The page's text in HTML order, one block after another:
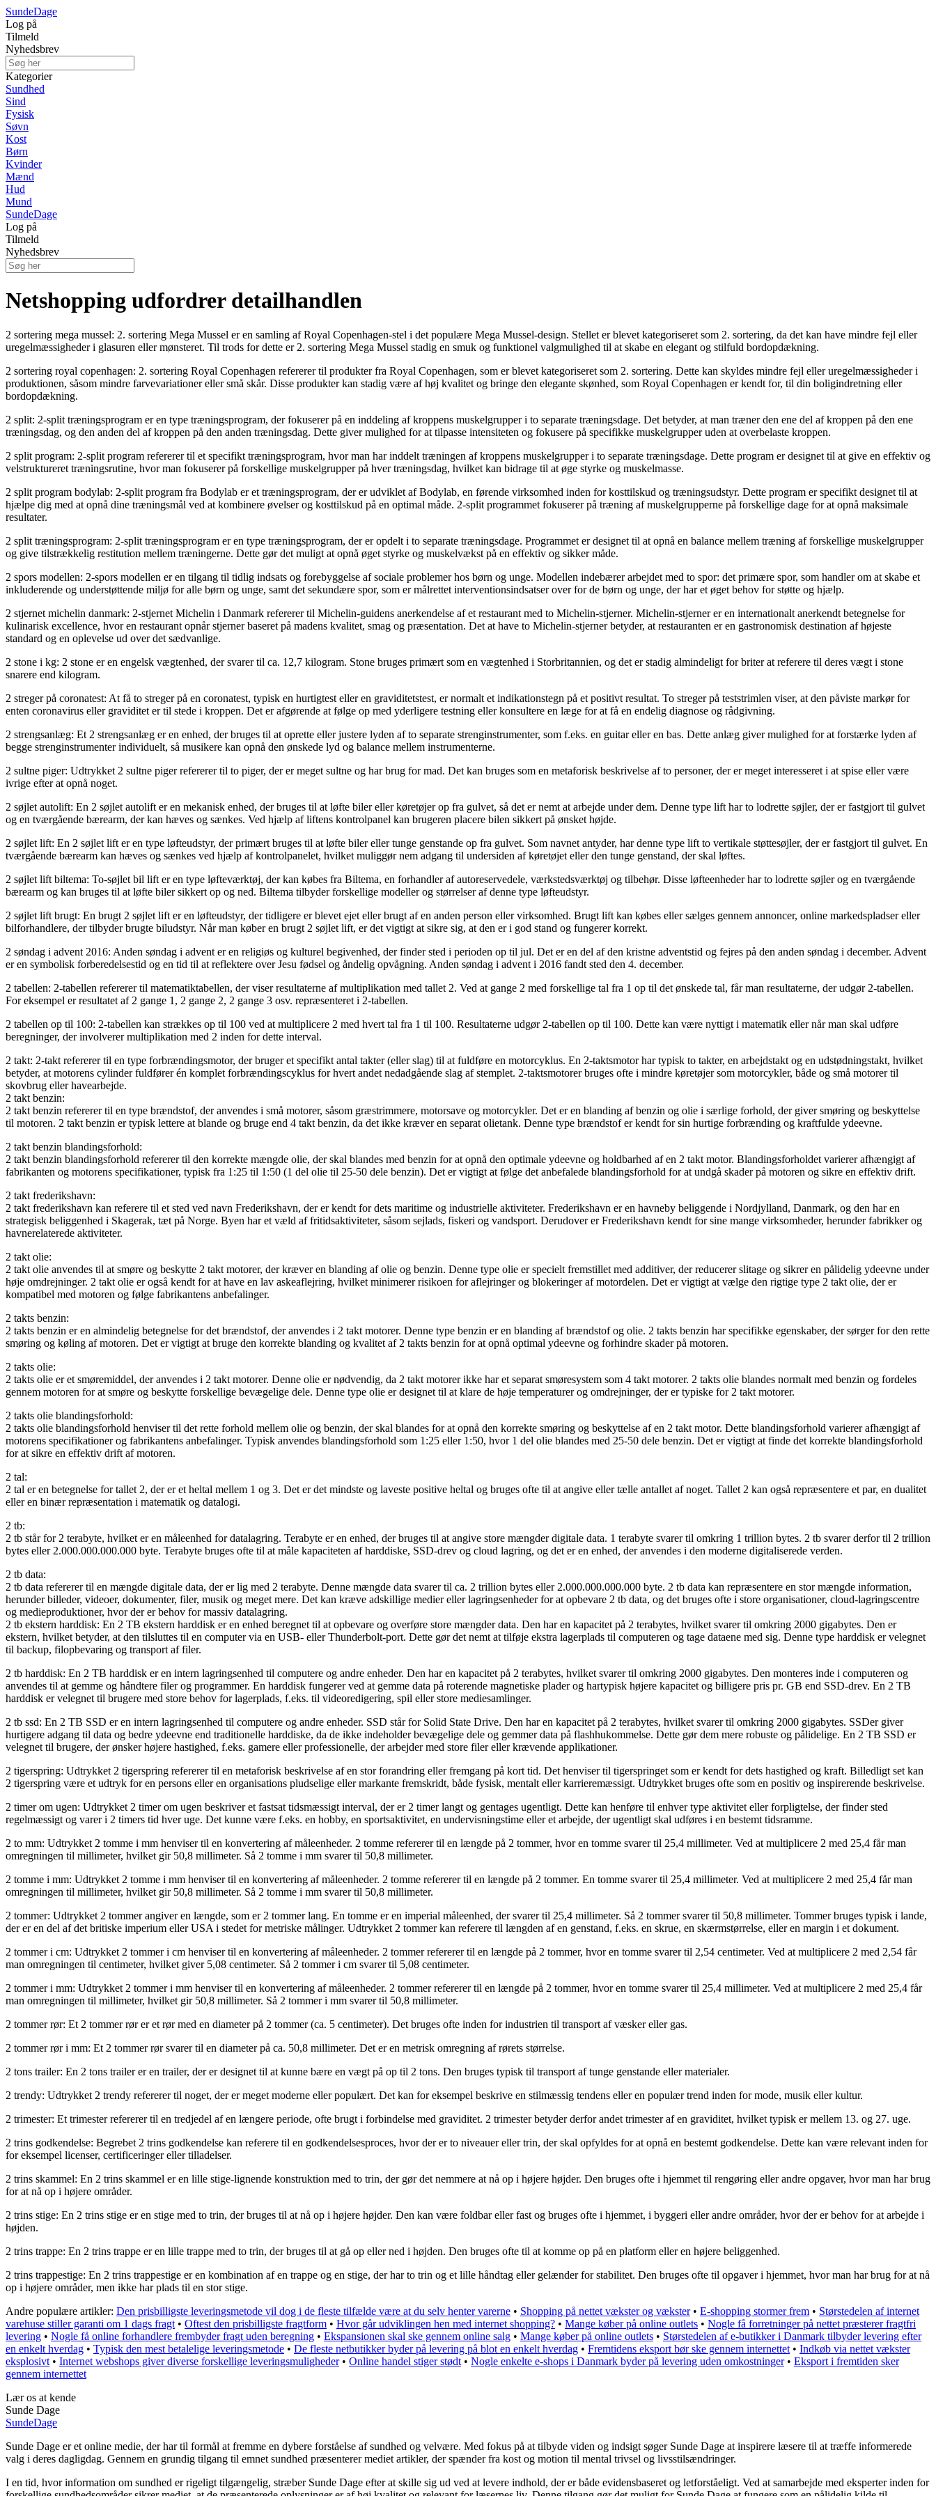
SundeDage
Log på
Tilmeld
Nyhedsbrev
Kategorier
Sundhed
Sind
Fysisk
Søvn
Kost
Børn
Kvinder
Mænd
Hud
Mund
SundeDage
Log på
Tilmeld
Nyhedsbrev
Netshopping udfordrer detailhandlen
2 sortering mega mussel: 2. sortering Mega Mussel er en samling af Royal Copenhagen-stel i det populære Mega Mussel-design. Stellet er blevet kategoriseret som 2. sortering, da det kan have mindre fejl eller
uregelmæssigheder i glasuren eller mønsteret. Til trods for dette er 2. sortering Mega Mussel stadig en smuk og funktionel valgmulighed til at skabe en elegant og stilfuld bordopdækning.
2 sortering royal copenhagen: 2. sortering Royal Copenhagen refererer til produkter fra Royal Copenhagen, som er blevet kategoriseret som 2. sortering. Dette kan skyldes mindre fejl eller uregelmæssigheder i
produktionen, såsom mindre farvevariationer eller små skår. Disse produkter kan stadig være af høj kvalitet og bringe den elegante skønhed, som Royal Copenhagen er kendt for, til din boligindretning eller
bordopdækning.
2 split: 2-split træningsprogram er en type træningsprogram, der fokuserer på en inddeling af kroppens muskelgrupper i to separate træningsdage. Det betyder, at man træner den ene del af kroppen på den ene
træningsdag, og den anden del af kroppen på den anden træningsdag. Dette giver mulighed for at tilpasse intensiteten og fokusere på specifikke muskelgrupper uden at overbelaste kroppen.
2 split program: 2-split program refererer til et specifikt træningsprogram, hvor man har inddelt træningen af kroppens muskelgrupper i to separate træningsdage. Dette program er designet til at give en effektiv og
velstruktureret træningsrutine, hvor man fokuserer på forskellige muskelgrupper på hver træningsdag, hvilket kan bidrage til at øge styrke og muskelmasse.
2 split program bodylab: 2-split program fra Bodylab er et træningsprogram, der er udviklet af Bodylab, en førende virksomhed inden for kosttilskud og træningsudstyr. Dette program er specifikt designet til at
hjælpe dig med at opnå dine træningsmål ved at kombinere øvelser og kosttilskud på en optimal måde. 2-split programmet fokuserer på træning af muskelgrupperne på forskellige dage for at opnå maksimale
resultater.
2 split træningsprogram: 2-split træningsprogram er en type træningsprogram, der er opdelt i to separate træningsdage. Programmet er designet til at opnå en balance mellem træning af forskellige muskelgrupper
og give tilstrækkelig restitution mellem træningerne. Dette gør det muligt at opnå øget styrke og muskelvækst på en effektiv og sikker måde.
2 spors modellen: 2-spors modellen er en tilgang til tidlig indsats og forebyggelse af sociale problemer hos børn og unge. Modellen indebærer arbejdet med to spor: det primære spor, som handler om at skabe et
inkluderende og understøttende miljø for alle børn og unge, samt det sekundære spor, som er målrettet interventionsindsatser over for de børn og unge, der har et øget behov for støtte og hjælp.
2 stjernet michelin danmark: 2-stjernet Michelin i Danmark refererer til Michelin-guidens anerkendelse af et restaurant med to Michelin-stjerner. Michelin-stjerner er en internationalt anerkendt betegnelse for
kulinarisk excellence, hvor en restaurant opnår stjerner baseret på madens kvalitet, smag og præsentation. Det at have to Michelin-stjerner betyder, at restauranten er en gastronomisk destination af højeste
standard og en oplevelse ud over det sædvanlige.
2 stone i kg: 2 stone er en engelsk vægtenhed, der svarer til ca. 12,7 kilogram. Stone bruges primært som en vægtenhed i Storbritannien, og det er stadig almindeligt for briter at referere til deres vægt i stone
snarere end kilogram.
2 streger på coronatest: At få to streger på en coronatest, typisk en hurtigtest eller en graviditetstest, er normalt et indikationstegn på et positivt resultat. To streger på teststrimlen viser, at den påviste markør for
enten coronavirus eller graviditet er til stede i kroppen. Det er afgørende at følge op med yderligere testning eller konsultere en læge for at få en endelig diagnose og rådgivning.
2 strengsanlæg: Et 2 strengsanlæg er en enhed, der bruges til at oprette eller justere lyden af to separate strenginstrumenter, som f.eks. en guitar eller en bas. Dette anlæg giver mulighed for at forstærke lyden af
begge strenginstrumenter individuelt, så musikere kan opnå den ønskede lyd og balance mellem instrumenterne.
2 sultne piger: Udtrykket 2 sultne piger refererer til to piger, der er meget sultne og har brug for mad. Det kan bruges som en metaforisk beskrivelse af to personer, der er meget interesseret i at spise eller være
ivrige efter at opnå noget.
2 søjlet autolift: En 2 søjlet autolift er en mekanisk enhed, der bruges til at løfte biler eller køretøjer op fra gulvet, så det er nemt at arbejde under dem. Denne type lift har to lodrette søjler, der er fastgjort til gulvet
og en tværgående bærearm, der kan hæves og sænkes. Ved hjælp af liftens kontrolpanel kan brugeren placere bilen sikkert på ønsket højde.
2 søjlet lift: En 2 søjlet lift er en type løfteudstyr, der primært bruges til at løfte biler eller tunge genstande op fra gulvet. Som navnet antyder, har denne type lift to vertikale støttesøjler, der er fastgjort til gulvet. En
tværgående bærearm kan hæves og sænkes ved hjælp af kontrolpanelet, hvilket muliggør nem adgang til undersiden af køretøjet eller den tunge genstand, der skal løftes.
2 søjlet lift biltema: To-søjlet bil lift er en type løfteværktøj, der kan købes fra Biltema, en forhandler af autoreservedele, værkstedsværktøj og tilbehør. Disse løfteenheder har to lodrette søjler og en tværgående
bærearm og kan bruges til at løfte biler sikkert op og ned. Biltema tilbyder forskellige modeller og størrelser af denne type løfteudstyr.
2 søjlet lift brugt: En brugt 2 søjlet lift er en løfteudstyr, der tidligere er blevet ejet eller brugt af en anden person eller virksomhed. Brugt lift kan købes eller sælges gennem annoncer, online markedspladser eller
bilforhandlere, der tilbyder brugte biludstyr. Når man køber en brugt 2 søjlet lift, er det vigtigt at sikre sig, at den er i god stand og fungerer korrekt.
2 søndag i advent 2016: Anden søndag i advent er en religiøs og kulturel begivenhed, der finder sted i perioden op til jul. Det er en del af den kristne adventstid og fejres på den anden søndag i december. Advent
er en symbolisk forberedelsestid og en tid til at reflektere over Jesu fødsel og åndelig opvågning. Anden søndag i advent i 2016 fandt sted den 4. december.
2 tabellen: 2-tabellen refererer til matematiktabellen, der viser resultaterne af multiplikation med tallet 2. Ved at gange 2 med forskellige tal fra 1 op til det ønskede tal, får man resultaterne, der udgør 2-tabellen.
For eksempel er resultatet af 2 gange 1, 2 gange 2, 2 gange 3 osv. repræsenteret i 2-tabellen.
2 tabellen op til 100: 2-tabellen kan strækkes op til 100 ved at multiplicere 2 med hvert tal fra 1 til 100. Resultaterne udgør 2-tabellen op til 100. Dette kan være nyttigt i matematik eller når man skal udføre
beregninger, der involverer multiplikation med 2 inden for dette interval.
2 takt: 2-takt refererer til en type forbrændingsmotor, der bruger et specifikt antal takter (eller slag) til at fuldføre en motorcyklus. En 2-taktsmotor har typisk to takter, en arbejdstakt og en udstødningstakt, hvilket
betyder, at motorens cylinder fuldfører én komplet forbrændingscyklus for hvert andet nedadgående slag af stemplet. 2-taktsmotorer bruges ofte i mindre køretøjer som motorcykler, både og små motorer til
skovbrug eller havearbejde.
2 takt benzin:
2 takt benzin refererer til en type brændstof, der anvendes i små motorer, såsom græstrimmere, motorsave og motorcykler. Det er en blanding af benzin og olie i særlige forhold, der giver smøring og beskyttelse
til motoren. 2 takt benzin er typisk lettere at blande og bruge end 4 takt benzin, da det ikke kræver en separat olietank. Denne type brændstof er kendt for sin hurtige forbrænding og kraftfulde ydeevne.
2 takt benzin blandingsforhold:
2 takt benzin blandingsforhold refererer til den korrekte mængde olie, der skal blandes med benzin for at opnå den optimale ydeevne og holdbarhed af en 2 takt motor. Blandingsforholdet varierer afhængigt af
fabrikanten og motorens specifikationer, typisk fra 1:25 til 1:50 (1 del olie til 25-50 dele benzin). Det er vigtigt at følge det anbefalede blandingsforhold for at undgå skader på motoren og sikre en effektiv drift.
2 takt frederikshavn:
2 takt frederikshavn kan referere til et sted ved navn Frederikshavn, der er kendt for dets maritime og industrielle aktiviteter. Frederikshavn er en havneby beliggende i Nordjylland, Danmark, og den har en
strategisk beliggenhed i Skagerak, tæt på Norge. Byen har et væld af fritidsaktiviteter, såsom sejlads, fiskeri og vandsport. Derudover er Frederikshavn kendt for sine mange virksomheder, herunder fabrikker og
havnerelaterede aktiviteter.
2 takt olie:
2 takt olie anvendes til at smøre og beskytte 2 takt motorer, der kræver en blanding af olie og benzin. Denne type olie er specielt fremstillet med additiver, der reducerer slitage og sikrer en pålidelig ydeevne under
høje omdrejninger. 2 takt olie er også kendt for at have en lav askeaflejring, hvilket minimerer risikoen for aflejringer og blokeringer af motordelen. Det er vigtigt at vælge den rigtige type 2 takt olie, der er
kompatibel med motoren og følge fabrikantens anbefalinger.
2 takts benzin:
2 takts benzin er en almindelig betegnelse for det brændstof, der anvendes i 2 takt motorer. Denne type benzin er en blanding af brændstof og olie. 2 takts benzin har specifikke egenskaber, der sørger for den rette
smøring og køling af motoren. Det er vigtigt at bruge den korrekte blanding og kvalitet af 2 takts benzin for at opnå optimal ydeevne og forhindre skader på motoren.
2 takts olie:
2 takts olie er et smøremiddel, der anvendes i 2 takt motorer. Denne olie er nødvendig, da 2 takt motorer ikke har et separat smøresystem som 4 takt motorer. 2 takts olie blandes normalt med benzin og fordeles
gennem motoren for at smøre og beskytte forskellige bevægelige dele. Denne type olie er designet til at klare de høje temperaturer og omdrejninger, der er typiske for 2 takt motorer.
2 takts olie blandingsforhold:
2 takts olie blandingsforhold henviser til det rette forhold mellem olie og benzin, der skal blandes for at opnå den korrekte smøring og beskyttelse af en 2 takt motor. Dette blandingsforhold varierer afhængigt af
motorens specifikationer og fabrikantens anbefalinger. Typisk anvendes blandingsforhold som 1:25 eller 1:50, hvor 1 del olie blandes med 25-50 dele benzin. Det er vigtigt at finde det korrekte blandingsforhold
for at sikre en effektiv drift af motoren.
2 tal:
2 tal er en betegnelse for tallet 2, der er et heltal mellem 1 og 3. Det er det mindste og laveste positive heltal og bruges ofte til at angive eller tælle antallet af noget. Tallet 2 kan også repræsentere et par, en dualitet
eller en binær repræsentation i matematik og datalogi.
2 tb:
2 tb står for 2 terabyte, hvilket er en måleenhed for datalagring. Terabyte er en enhed, der bruges til at angive store mængder digitale data. 1 terabyte svarer til omkring 1 trillion bytes. 2 tb svarer derfor til 2 trillion
bytes eller 2.000.000.000.000 byte. Terabyte bruges ofte til at måle kapaciteten af harddiske, SSD-drev og cloud lagring, og det er en enhed, der anvendes i den moderne digitaliserede verden.
2 tb data:
2 tb data refererer til en mængde digitale data, der er lig med 2 terabyte. Denne mængde data svarer til ca. 2 trillion bytes eller 2.000.000.000.000 byte. 2 tb data kan repræsentere en stor mængde information,
herunder billeder, videoer, dokumenter, filer, musik og meget mere. Det kan kræve adskillige medier eller lagringsenheder for at opbevare 2 tb data, og det bruges ofte i store organisationer, cloud-lagringscentre
og medieproduktioner, hvor der er behov for massiv datalagring.
2 tb ekstern harddisk: En 2 TB ekstern harddisk er en enhed beregnet til at opbevare og overføre store mængder data. Den har en kapacitet på 2 terabytes, hvilket svarer til omkring 2000 gigabytes. Den er
ekstern, hvilket betyder, at den tilsluttes til en computer via en USB- eller Thunderbolt-port. Dette gør det nemt at tilføje ekstra lagerplads til computeren og tage dataene med sig. Denne type harddisk er velegnet
til backup, filopbevaring og transport af filer.
2 tb harddisk: En 2 TB harddisk er en intern lagringsenhed til computere og andre enheder. Den har en kapacitet på 2 terabytes, hvilket svarer til omkring 2000 gigabytes. Den monteres inde i computeren og
anvendes til at gemme og håndtere filer og programmer. En harddisk fungerer ved at gemme data på roterende magnetiske plader og hartypisk højere kapacitet og billigere pris pr. GB end SSD-drev. En 2 TB
harddisk er velegnet til brugere med store behov for lagerplads, f.eks. til videoredigering, spil eller store mediesamlinger.
2 tb ssd: En 2 TB SSD er en intern lagringsenhed til computere og andre enheder. SSD står for Solid State Drive. Den har en kapacitet på 2 terabytes, hvilket svarer til omkring 2000 gigabytes. SSDer giver
hurtigere adgang til data og bedre ydeevne end traditionelle harddiske, da de ikke indeholder bevægelige dele og gemmer data på flashhukommelse. Dette gør dem mere robuste og pålidelige. En 2 TB SSD er
velegnet til brugere, der ønsker højere hastighed, f.eks. gamere eller professionelle, der arbejder med store filer eller krævende applikationer.
2 tigerspring: Udtrykket 2 tigerspring refererer til en metaforisk beskrivelse af en stor forandring eller fremgang på kort tid. Det henviser til tigerspringet som er kendt for dets hastighed og kraft. Billedligt set kan
2 tigerspring være et udtryk for en persons eller en organisations pludselige eller markante fremskridt, både fysisk, mentalt eller karrieremæssigt. Udtrykket bruges ofte som en positiv og inspirerende beskrivelse.
2 timer om ugen: Udtrykket 2 timer om ugen beskriver et fastsat tidsmæssigt interval, der er 2 timer langt og gentages ugentligt. Dette kan henføre til enhver type aktivitet eller forpligtelse, der finder sted
regelmæssigt og varer i 2 timers tid hver uge. Det kunne være f.eks. en hobby, en sportsaktivitet, en undervisningstime eller et arbejde, der ugentligt skal udføres i en bestemt tidsramme.
2 to mm: Udtrykket 2 tomme i mm henviser til en konvertering af måleenheder. 2 tomme refererer til en længde på 2 tommer, hvor en tomme svarer til 25,4 millimeter. Ved at multiplicere 2 med 25,4 får man
omregningen til millimeter, hvilket gir 50,8 millimeter. Så 2 tomme i mm svarer til 50,8 millimeter.
2 tomme i mm: Udtrykket 2 tomme i mm henviser til en konvertering af måleenheder. 2 tomme refererer til en længde på 2 tommer. En tomme svarer til 25,4 millimeter. Ved at multiplicere 2 med 25,4 får man
omregningen til millimeter, hvilket gir 50,8 millimeter. Så 2 tomme i mm svarer til 50,8 millimeter.
2 tommer: Udtrykket 2 tommer angiver en længde, som er 2 tommer lang. En tomme er en imperial måleenhed, der svarer til 25,4 millimeter. Så 2 tommer svarer til 50,8 millimeter. Tommer bruges typisk i lande,
der er en del af det britiske imperium eller USA i stedet for metriske målinger. Udtrykket 2 tommer kan referere til længden af en genstand, f.eks. en skrue, en skærmstørrelse, eller en margin i et dokument.
2 tommer i cm: Udtrykket 2 tommer i cm henviser til en konvertering af måleenheder. 2 tommer refererer til en længde på 2 tommer, hvor en tomme svarer til 2,54 centimeter. Ved at multiplicere 2 med 2,54 får
man omregningen til centimeter, hvilket giver 5,08 centimeter. Så 2 tommer i cm svarer til 5,08 centimeter.
2 tommer i mm: Udtrykket 2 tommer i mm henviser til en konvertering af måleenheder. 2 tommer refererer til en længde på 2 tommer, hvor en tomme svarer til 25,4 millimeter. Ved at multiplicere 2 med 25,4 får
man omregningen til millimeter, hvilket gir 50,8 millimeter. Så 2 tommer i mm svarer til 50,8 millimeter.
2 tommer rør: Et 2 tommer rør er et rør med en diameter på 2 tommer (ca. 5 centimeter). Det bruges ofte inden for industrien til transport af væsker eller gas.
2 tommer rør i mm: Et 2 tommer rør svarer til en diameter på ca. 50,8 millimeter. Det er en metrisk omregning af rørets størrelse.
2 tons trailer: En 2 tons trailer er en trailer, der er designet til at kunne bære en vægt på op til 2 tons. Den bruges typisk til transport af tunge genstande eller materialer.
2 trendy: Udtrykket 2 trendy refererer til noget, der er meget moderne eller populært. Det kan for eksempel beskrive en stilmæssig tendens eller en populær trend inden for mode, musik eller kultur.
2 trimester: Et trimester refererer til en tredjedel af en længere periode, ofte brugt i forbindelse med graviditet. 2 trimester betyder derfor andet trimester af en graviditet, hvilket typisk er mellem 13. og 27. uge.
2 trins godkendelse: Begrebet 2 trins godkendelse kan referere til en godkendelsesproces, hvor der er to niveauer eller trin, der skal opfyldes for at opnå en bestemt godkendelse. Dette kan være relevant inden for
for eksempel licenser, certificeringer eller tilladelser.
2 trins skammel: En 2 trins skammel er en lille stige-lignende konstruktion med to trin, der gør det nemmere at nå op i højere højder. Den bruges ofte i hjemmet til rengøring eller andre opgaver, hvor man har brug
for at nå op i højere områder.
2 trins stige: En 2 trins stige er en stige med to trin, der bruges til at nå op i højere højder. Den kan være foldbar eller fast og bruges ofte i hjemmet, i byggeri eller andre områder, hvor der er behov for at arbejde i
højden.
2 trins trappe: En 2 trins trappe er en lille trappe med to trin, der bruges til at gå op eller ned i højden. Den bruges ofte til at komme op på en platform eller en højere beliggenhed.
2 trins trappestige: En 2 trins trappestige er en kombination af en trappe og en stige, der har to trin og et lille håndtag eller gelænder for stabilitet. Den bruges ofte til opgaver i hjemmet, hvor man har brug for at nå
op i højere områder, men ikke har plads til en stor stige.
Andre populære artikler: Den prisbilligste leveringsmetode vil dog i de fleste tilfælde være at du selv henter varerne • Shopping på nettet vækster og vækster• E-shopping stormer frem • Størstedelen af internet
varehuse stiller garanti om 1 dags fragt • Oftest den prisbilligste fragtform • Hvor går udviklingen hen med internet shopping? • Mange køber på online outlets • Nogle få forretninger på nettet præsterer fragtfri
levering • Nogle få online forhandlere frembyder fragt uden beregning • Ekspansionen skal ske gennem online salg • Mange køber på online outlets • Størstedelen af e-butikker i Danmark tilbyder levering efter
en enkelt hverdag • Typisk den mest betalelige leveringsmetode • De fleste netbutikker byder på levering på blot en enkelt hverdag • Fremtidens eksport bør ske gennem internettet • Indkøb via nettet vækster
eksplosivt • Internet webshops giver diverse forskellige leveringsmuligheder• Online handel stiger stødt • Nogle enkelte e-shops i Danmark byder på levering uden omkostninger• Eksport i fremtiden sker
gennem internettet
Lær os at kende
Sunde Dage
SundeDage
Sunde Dage er et online medie, der har til formål at fremme en dybere forståelse af sundhed og velvære. Med fokus på at tilbyde viden og indsigt søger Sunde Dage at inspirere læsere til at træffe informerede
valg i deres dagligdag. Gennem en grundig tilgang til emnet sundhed præsenterer mediet artikler, der spænder fra kost og motion til mental trivsel og livsstilsændringer.
I en tid, hvor information om sundhed er rigeligt tilgængelig, stræber Sunde Dage efter at skille sig ud ved at levere indhold, der er både evidensbaseret og letforståeligt. Ved at samarbejde med eksperter inden for